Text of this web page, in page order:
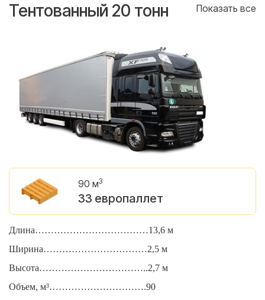
Тентованный 20 тонн Показать все
90 м3
33 европаллет
Длина………………………………13,6 м
Ширина……………………………2,5 м
Высота……………………………..2,7 м
Объем, м³………………………….90